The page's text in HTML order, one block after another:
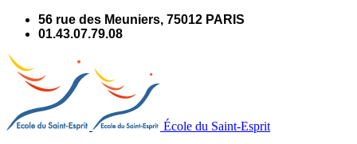
56 rue des Meuniers, 75012 PARIS
01.43.07.79.08
École du Saint-Esprit